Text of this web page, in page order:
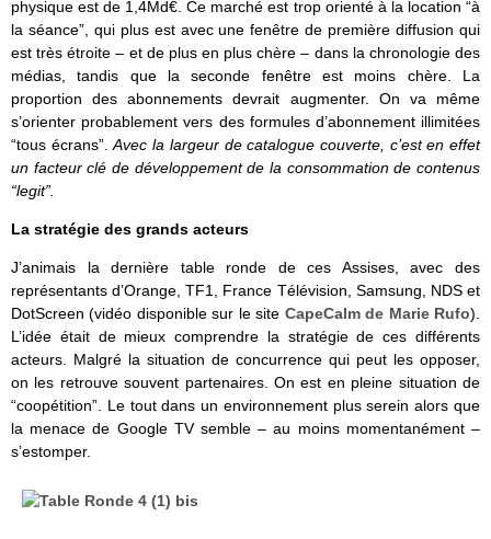
physique est de 1,4Md€. Ce marché est trop orienté à la location “à
la séance”, qui plus est avec une fenêtre de première diffusion qui
est très étroite – et de plus en plus chère – dans la chronologie des
médias, tandis que la seconde fenêtre est moins chère. La
proportion des abonnements devrait augmenter. On va même
s’orienter probablement vers des formules d’abonnement illimitées
“tous écrans”.Avec la largeur de catalogue couverte, c’est en effet
un facteur clé de développement de la consommation de contenus
“legit”.
La stratégie des grands acteurs
J’animais la dernière table ronde de ces Assises, avec des
représentants d’Orange, TF1, France Télévision, Samsung, NDS et
DotScreen (vidéo disponible sur le site CapeCalm de Marie Rufo).
L’idée était de mieux comprendre la stratégie de ces différents
acteurs. Malgré la situation de concurrence qui peut les opposer,
on les retrouve souvent partenaires. On est en pleine situation de
“coopétition”. Le tout dans un environnement plus serein alors que
la menace de Google TV semble – au moins momentanément –
s’estomper.